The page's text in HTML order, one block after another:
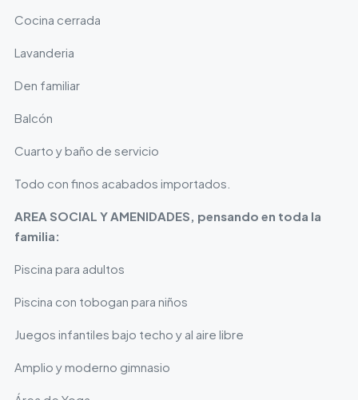
Cocina cerrada
Lavanderia
Den familiar
Balcón
Cuarto y baño de servicio
Todo con finos acabados importados.
AREA SOCIAL Y AMENIDADES, pensando en toda la
familia:
Piscina para adultos
Piscina con tobogan para niños
Juegos infantiles bajo techo y al aire libre
Amplio y moderno gimnasio